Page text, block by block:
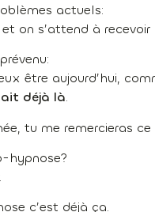
actuels:
on s’attend à
être aujourd’hui,
déjà là.
tu me remercieras ce
hypnose?
c’est déjà ça.